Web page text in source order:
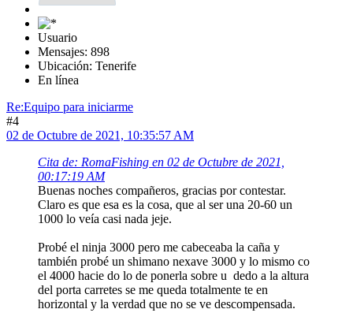
Usuario
Mensajes: 898
Ubicación: Tenerife
En línea
Re:Equipo para iniciarme
#4
02 de Octubre de 2021, 10:35:57 AM
Cita de: RomaFishing en 02 de Octubre de 2021,
00:17:19 AM
Buenas noches compañeros, gracias por contestar.
Claro es que esa es la cosa, que al ser una 20-60 un
1000 lo veía casi nada jeje.
Probé el ninja 3000 pero me cabeceaba la caña y
también probé un shimano nexave 3000 y lo mismo co
el 4000 hacie do lo de ponerla sobre u dedo a la altura
del porta carretes se me queda totalmente te en
horizontal y la verdad que no se ve descompensada.